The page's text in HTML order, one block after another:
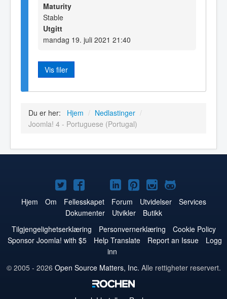
Maturity
Stable
Utgitt
mandag 19. juli 2021 21:40
Vis filer
Du er her: Hjem / Nedlastinger /
Joomla! 4 - Portuguese (Portugal)
Joomla!
på
Twitter
Joomla!
på
Facebook
Joomla!
på
YouTube
Joomla!
på
LinkedIn
Joomla!
på
Pinterest
Joomla!
på
Instagram
Joomla!
på
Hjem Om Fellesskapet Forum Utvidelser
Services
Dokumenter
Utvikler
Butikk
Tilgjengelighetserklæring
Personvernerklæring
Cookie Policy
Sponsor Joomla! with $5
Help Translate Report an Issue
Logg
inn
© 2005 - 2026 Open Source Matters, Inc. Alle rettigheter reservert.